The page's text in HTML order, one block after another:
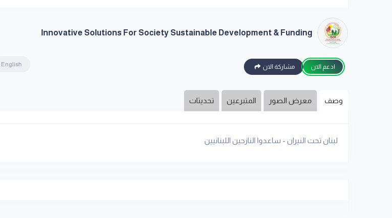
Innovative Solutions For Society Sustainable Development & Funding
ادعم الان مشاركة الان English
وصف معرض الصور المتبرعين تحديثات
لبنان تحت النيران - ساعدوا النازحين اللبنانيين